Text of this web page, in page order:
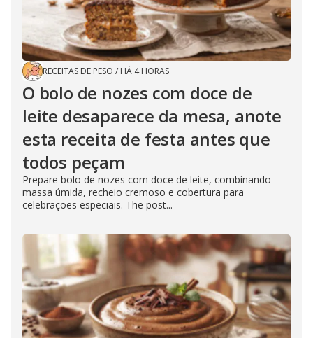
RECEITAS DE PESO / HÁ 4 HORAS
O bolo de nozes com doce de
leite desaparece da mesa, anote
esta receita de festa antes que
todos peçam
Prepare bolo de nozes com doce de leite, combinando
massa úmida, recheio cremoso e cobertura para
celebrações especiais. The post...